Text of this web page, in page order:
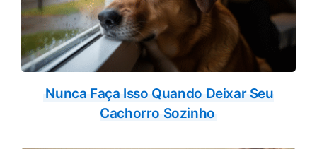
Nunca Faça Isso Quando Deixar Seu
Cachorro Sozinho